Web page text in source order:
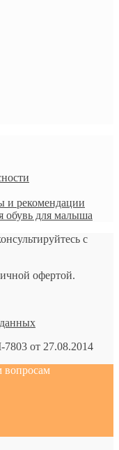
и рекомендации
для малыша
с
офертой.
от 27.08.2014
вопросам